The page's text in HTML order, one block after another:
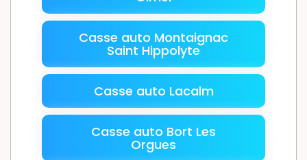
Casse auto Montaignac
Saint Hippolyte
Casse auto Lacalm
Casse auto Bort Les
Orgues